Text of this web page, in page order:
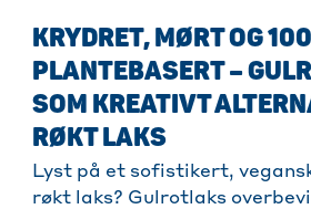
KRYDRET, MØRT OG
PLANTEBASERT –
SOM KREATIVT
RØKT LAKS
Lyst på et sofistikert,
røkt laks? Gulrotlaks